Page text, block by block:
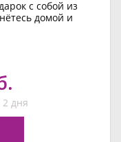
с собой из
домой и
2 дня